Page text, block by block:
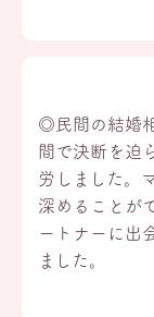
◎民間の結婚
間で決断を迫
労しました。
深めることが
ートナーに出
ました。 （